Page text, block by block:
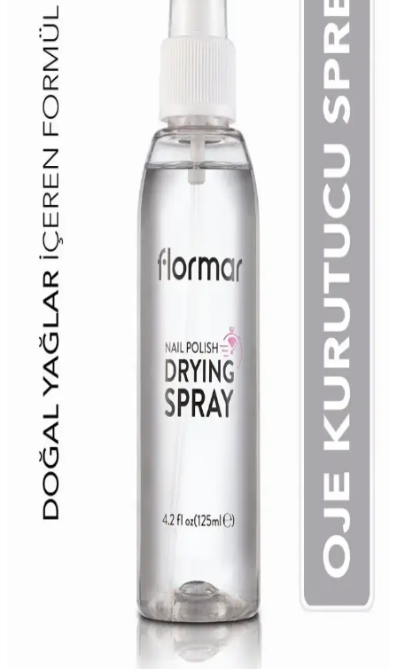
Juvenis ve Mara hızlı oje kurutucu ürünlerini karşılaştırıyoruz. Hızlı
kurutma, parlaklık ve bakım özellikleriyle hangisi daha avantajlı?
Detaylar ve kullanıcı yorumlarıyla seçim yapın.
Avon True Colour Tırnak Cilası Kurutucu Sprey
İkili Set 30 Saniyede Kurutma Özelliğiyle
Avon'un True Colour Tırnak Cilası Kurutucu Sprey seti, 30
saniyede kurutarak şık ve dayanıklı tırnaklar sunar. Mat görünüm ve
yüksek kullanıcı memnuniyetiyle günlük bakımda tercih edilir.
Flormar Quick Dry Drops: Hızlı Kuruyan ve Parlak
Tırnaklar İçin Etkili Çözüm
Flormar Quick Dry Drops, oje kuruma süresini kısaltır, parlaklık ve
dayanıklılık sağlar, tırnak sağlığını destekler. Pratik kullanımıyla
güzellik rutininizi kolaylaştırır.
Beaulís Speed It Hızlı Kurutucu Parlak Cila Ürün
İncelemesi ve Kullanım Tavsiyeleri
Beaulís Speed It Hızlı Kurutucu Parlak Cila, manikür ve pedikürde
hızlı kuruma ve parlaklık sağlayan pratik ve etkili bir ürün. Doğru
kullanım ile soyulma ve çatlamayı önleyerek estetik sonuçlar elde
Morfose Ossion ve Watsons Oje Kurutucu Spreyleri
Karşılaştırması ve Detaylı İnceleme
İki popüler oje kurutucu spreyi Morfose Ossion ve Watsons'un
özelliklerini ve kullanıcı yorumlarını detaylı karşılaştırıyoruz, hız,
kullanım kolaylığı ve sonuçlar açısından en iyi seçimi yapmanıza
Flormar ve Watsons Sprey Oje Kurutucu
Karşılaştırması Hangi Ürün Daha Etkili?
Bu makalede Flormar ve Watsons spreyle oje kurutucu ürünleri